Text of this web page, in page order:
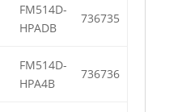
FM514D-
HPADB
736735
FM514D-
HPA4B
736736